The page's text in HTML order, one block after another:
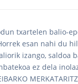
txartelen balio-
esan nahi du
izango, saldoa
ez dela